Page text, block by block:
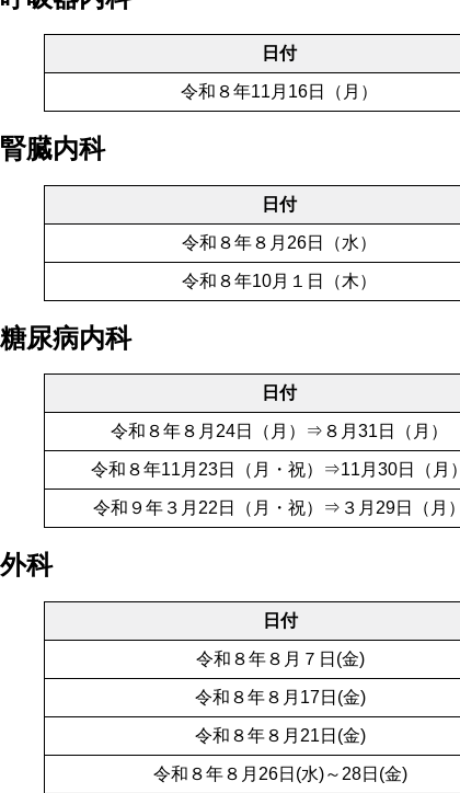
日付
令和８年11月16日（月）
腎臓内科
日付
令和８年８月26日（水）
令和８年10月１日（木）
糖尿病内科
日付
令和８年８月24日（月）⇒８月31日（月）
令和８年11月23日（月・祝）⇒11月30日（月）
令和９年３月22日（月・祝）⇒３月29日（月）
外科
日付
令和８年８月７日(金)
令和８年８月17日(金)
令和８年８月21日(金)
令和８年８月26日(水)～28日(金)